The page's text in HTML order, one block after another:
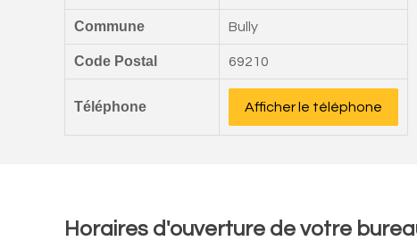
Commune Bully
Code Postal 69210
Téléphone Afficher le téléphone
Horaires d'ouverture de votre